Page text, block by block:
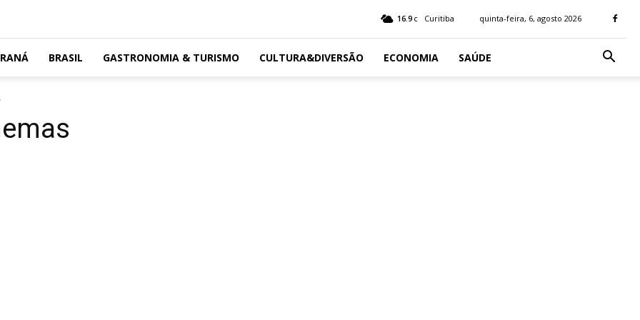
16.9 C Curitiba quinta-feira, 6, agosto 2026
BRASIL GASTRONOMIA & TURISMO CULTURA&DIVERSÃO ECONOMIA SAÚDE